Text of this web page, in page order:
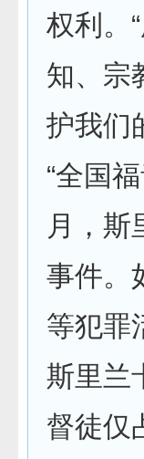
权利。
知、宗
护我们
“全国
月，斯
事件。
等犯罪
斯里兰
督徒仅